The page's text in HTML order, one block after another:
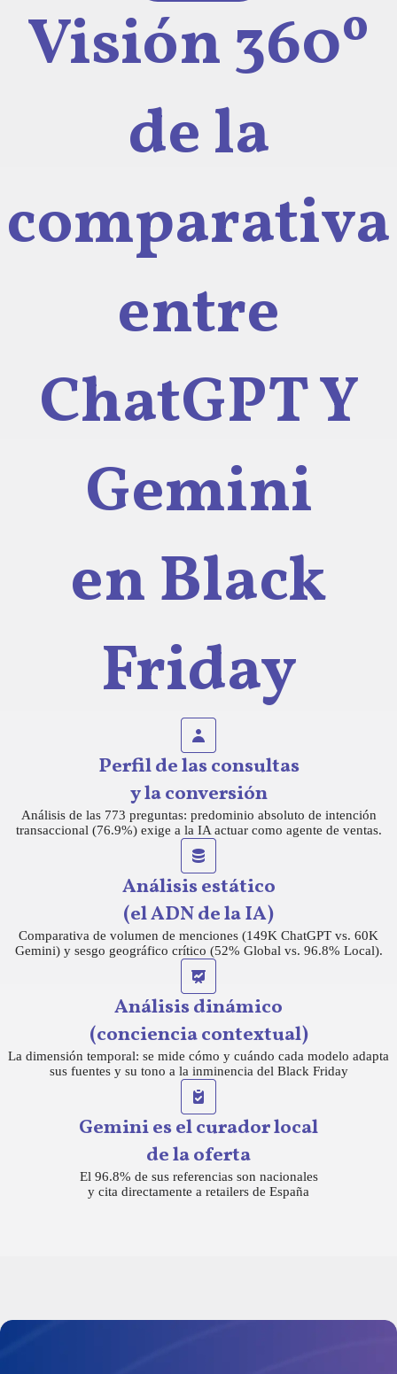
Visión 360º
de la
comparativa
entre
ChatGPT Y
Gemini
en Black
Friday
Perfil de las consultas
y la conversión
Análisis de las 773 preguntas: predominio absoluto de intención
transaccional (76.9%) exige a la IA actuar como agente de ventas.
Análisis estático
(el ADN de la IA)
Comparativa de volumen de menciones (149K ChatGPT vs. 60K
Gemini) y sesgo geográfico crítico (52% Global vs. 96.8% Local).
Análisis dinámico
(conciencia contextual)
La dimensión temporal: se mide cómo y cuándo cada modelo adapta
sus fuentes y su tono a la inminencia del Black Friday
Gemini es el curador local
de la oferta
El 96.8% de sus referencias son nacionales
y cita directamente a retailers de España